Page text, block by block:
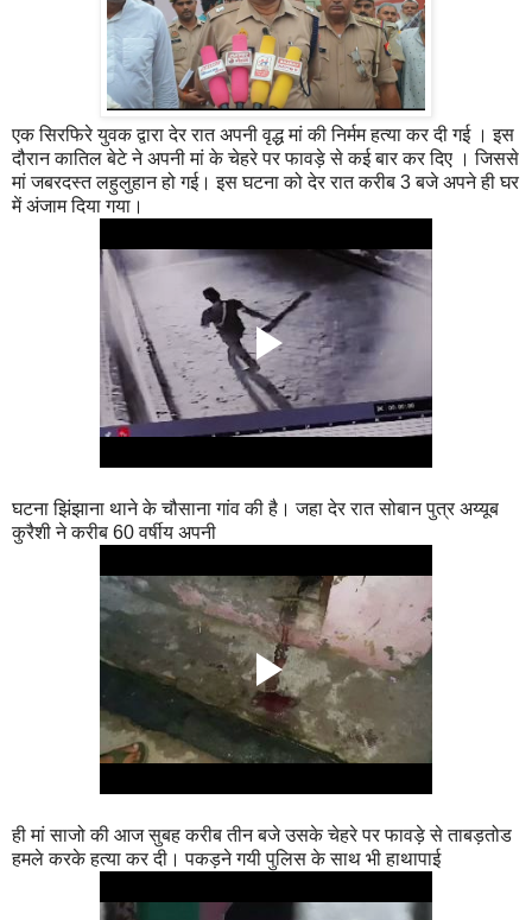
एक सिरफिरे युवक द्वारा देर रात अपनी वृद्ध मां की निर्मम हत्या कर दी गई । इस
दौरान कातिल बेटे ने अपनी मां के चेहरे पर फावड़े से कई बार कर दिए । जिससे
मां जबरदस्त लहुलुहान हो गई। इस घटना को देर रात करीब 3 बजे अपने ही घर
में अंजाम दिया गया।
घटना झिंझाना थाने के चौसाना गांव की है। जहा देर रात सोबान पुत्र अय्यूब
कुरैशी ने करीब 60 वर्षीय अपनी
ही मां साजो की आज सुबह करीब तीन बजे उसके चेहरे पर फावड़े से ताबड़तोड
हमले करके हत्या कर दी। पकड़ने गयी पुलिस के साथ भी हाथापाई